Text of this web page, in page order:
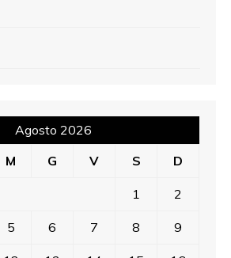
Agosto 2026
M G V S D
1 2
5 6 7 8 9